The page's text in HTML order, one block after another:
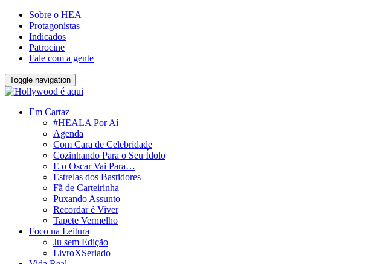
Sobre o HEA
Protagonistas
Indicados
Patrocine
Fale com a gente
Toggle navigation
Em Cartaz
#HEALA Por Aí
Agenda
Com Cara de Celebridade
Cozinhando Para o Seu Ídolo
E o Oscar Vai Para…
Estrelas dos Bastidores
Fã de Carteirinha
Puxando Assunto
Recordar é Viver
Tapete Vermelho
Foco na Leitura
Ju sem Edição
LivroXSeriado